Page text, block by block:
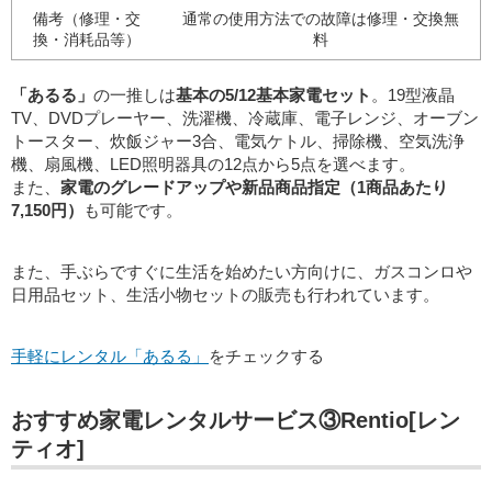
備考（修理・交
換・消耗品等）
通常の使用方法での故障は修理・交換無
料
「あるる」 の一推しは基本の5/12基本家電セット 。19型液晶
TV、DVDプレーヤー、洗濯機、冷蔵庫、電子レンジ、オーブン
トースター、炊飯ジャー3合、電気ケトル、掃除機、空気洗浄
機、扇風機、LED照明器具の12点から5点を選べます。
また、 家電のグレードアップや新品商品指定（1商品あたり
7,150円）
も可能です。
また、手ぶらですぐに生活を始めたい方向けに、ガスコンロや
日用品セット、生活小物セットの販売も行われています。
手軽にレンタル「あるる」 をチェックする
おすすめ家電レンタルサービス③Rentio[レン
ティオ]